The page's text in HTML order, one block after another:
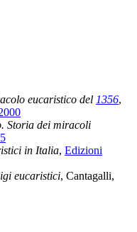
eucaristico del 1356,
Storia dei miracoli
in Italia, Edizioni
eucaristici, Cantagalli,